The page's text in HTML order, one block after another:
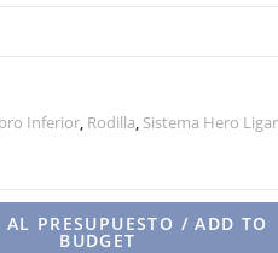
Inferior, Rodilla, Sistema Hero
PRESUPUESTO / ADD TO
BUDGET